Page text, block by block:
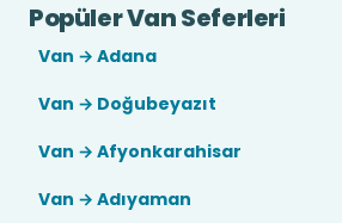
Popüler Van Seferleri
Van → Adana
Van → Doğubeyazıt
Van → Afyonkarahisar
Van → Adıyaman